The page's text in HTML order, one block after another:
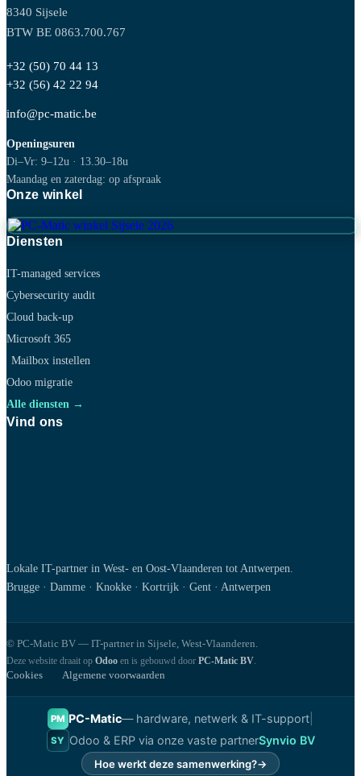
8340 Sijsele
BTW BE 0863.700.767
+32 (50) 70 44 13
+32 (56) 42 22 94
info@pc-matic.be
Openingsuren
Di–Vr: 9–12u · 13.30–18u
Maandag en zaterdag: op afspraak
Onze winkel
Diensten
IT-managed services
Cybersecurity audit
Cloud back-up
Microsoft 365
Mailbox instellen
Odoo migratie
Alle diensten →
Vind ons
Lokale IT-partner in West- en Oost-Vlaanderen tot Antwerpen.
Brugge · Damme · Knokke · Kortrijk · Gent · Antwerpen
© PC-Matic BV — IT-partner in Sijsele, West-Vlaanderen.
Deze website draait op Odoo en is gebouwd door PC-Matic BV.
Cookies Algemene voorwaarden
PM PC-Matic— hardware, netwerk & IT-support
SY Odoo & ERP via onze vaste partnerSynvio BV
Hoe werkt deze samenwerking?→